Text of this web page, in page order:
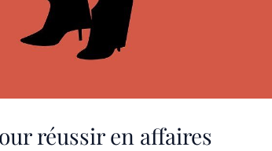
réussir en affaires